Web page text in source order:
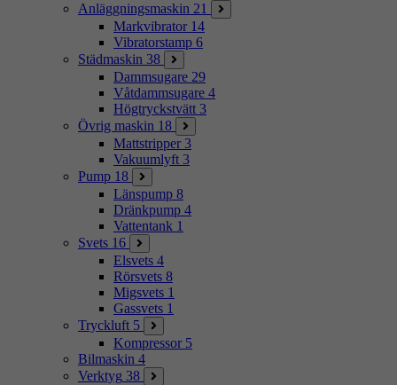
Anläggningsmaskin 21
Markvibrator 14
Vibratorstamp 6
Städmaskin 38
Dammsugare 29
Våtdammsugare 4
Högtryckstvätt 3
Övrig maskin 18
Mattstripper 3
Vakuumlyft 3
Pump 18
Länspump 8
Dränkpump 4
Vattentank 1
Svets 16
Elsvets 4
Rörsvets 8
Migsvets 1
Gassvets 1
Tryckluft 5
Kompressor 5
Bilmaskin 4
Verktyg 38